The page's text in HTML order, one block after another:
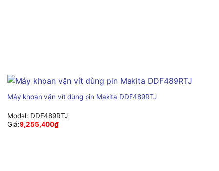
Máy khoan vặn vít dùng pin Makita DDF489RTJ
Model: DDF489RTJ
Giá:9,255,400₫